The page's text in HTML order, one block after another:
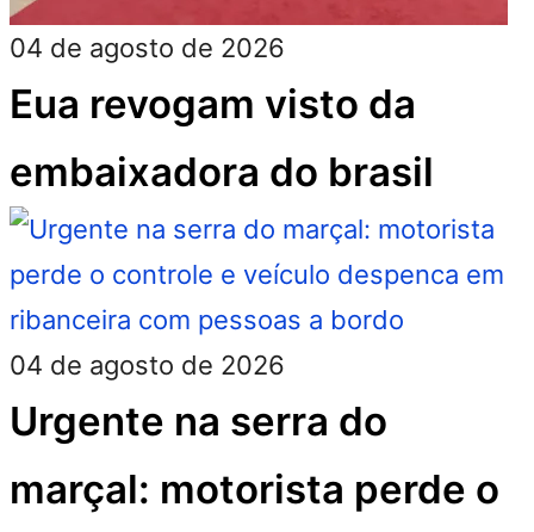
04 de agosto de 2026
Eua revogam visto da
embaixadora do brasil
04 de agosto de 2026
Urgente na serra do
marçal: motorista perde o